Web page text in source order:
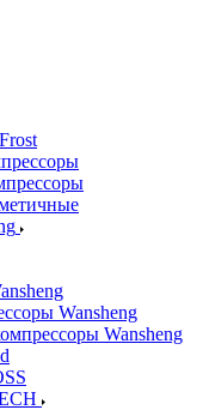
Wansheng
Wansheng